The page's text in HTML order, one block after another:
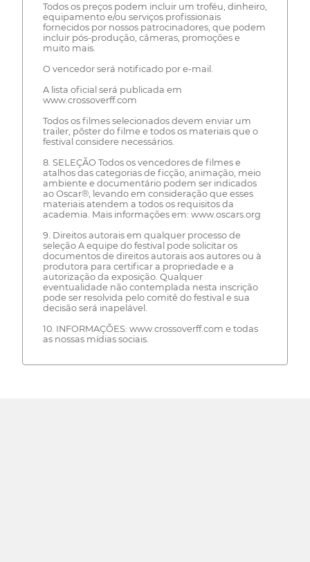
Todos os preços podem incluir um troféu, dinheiro,
equipamento e/ou serviços profissionais
fornecidos por nossos patrocinadores, que podem
incluir pós-produção, câmeras, promoções e
muito mais.
O vencedor será notificado por e-mail.
A lista oficial será publicada em
www.crossoverff.com
Todos os filmes selecionados devem enviar um
trailer, pôster do filme e todos os materiais que o
festival considere necessários.
8. SELEÇÃO Todos os vencedores de filmes e
atalhos das categorias de ficção, animação, meio
ambiente e documentário podem ser indicados
ao Oscar®, levando em consideração que esses
materiais atendem a todos os requisitos da
academia. Mais informações em: www.oscars.org
9. Direitos autorais em qualquer processo de
seleção A equipe do festival pode solicitar os
documentos de direitos autorais aos autores ou à
produtora para certificar a propriedade e a
autorização da exposição. Qualquer
eventualidade não contemplada nesta inscrição
pode ser resolvida pelo comitê do festival e sua
decisão será inapelável.
10. INFORMAÇÕES: www.crossoverff.com e todas
as nossas mídias sociais.